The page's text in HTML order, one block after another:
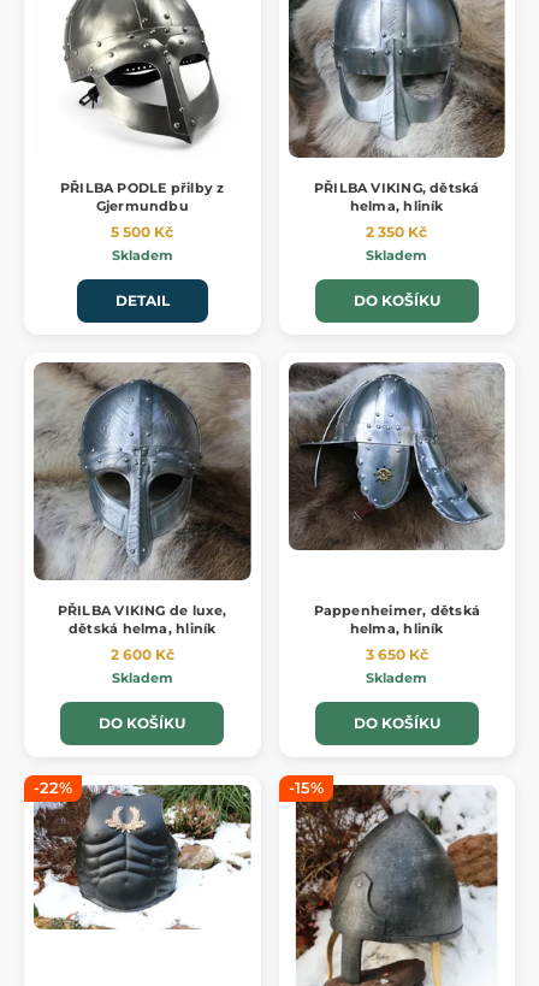
PŘILBA PODLE přilby z
Gjermundbu
5 500 Kč
Skladem
DETAIL
PŘILBA VIKING, dětská
helma, hliník
2 350 Kč
Skladem
DO KOŠÍKU
PŘILBA VIKING de luxe,
dětská helma, hliník
2 600 Kč
Skladem
DO KOŠÍKU
Pappenheimer, dětská
helma, hliník
3 650 Kč
Skladem
DO KOŠÍKU
-22% -15%